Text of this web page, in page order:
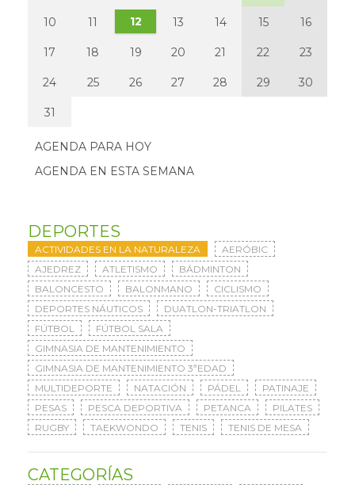
10 11 12 13 14 15 16
17 18 19 20 21 22 23
24 25 26 27 28 29 30
31
AGENDA PARA HOY
AGENDA EN ESTA SEMANA
DEPORTES
ACTIVIDADES EN LA NATURALEZA
AERÓBIC
AJEDREZ
ATLETISMO
BÁDMINTON
BALONCESTO
BALONMANO
CICLISMO
DEPORTES NÁUTICOS
DUATLON-TRIATLON
FÚTBOL
FÚTBOL SALA
GIMNASIA DE MANTENIMIENTO
GIMNASIA DE MANTENIMIENTO 3ªEDAD
MULTIDEPORTE
NATACIÓN PÁDEL
PATINAJE
PESAS
PESCA DEPORTIVA PETANCA
PILATES
RUGBY
TAEKWONDO TENIS TENIS DE MESA
CATEGORÍAS